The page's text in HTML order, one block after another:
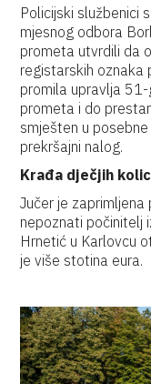
Policijski službenici
mjesnog odbora
prometa utvrdili da
registarskih oznaka
promila upravlja
prometa i do
smješten u
prekršajni nalog.
Krađa dječjih
Jučer je
nepoznati počinitelj
Hrnetić u Karlovcu
je više stotina eura.